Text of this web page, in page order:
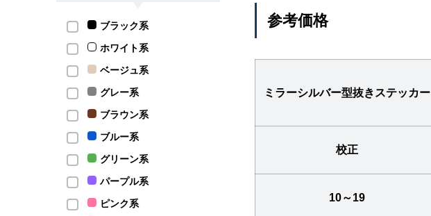
ブラック系
ホワイト系
ベージュ系
グレー系
ブラウン系
ブルー系
グリーン系
パープル系
ピンク系
参考価格
ミラーシルバー型抜きステッカー
校正
10～19